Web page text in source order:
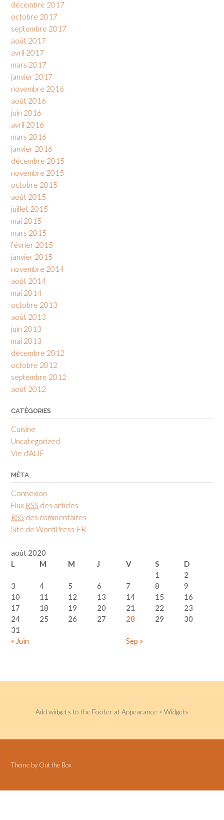
décembre 2017
octobre 2017
septembre 2017
août 2017
avril 2017
mars 2017
janvier 2017
novembre 2016
août 2016
juin 2016
avril 2016
mars 2016
janvier 2016
décembre 2015
novembre 2015
octobre 2015
août 2015
juillet 2015
mai 2015
mars 2015
février 2015
janvier 2015
novembre 2014
août 2014
mai 2014
octobre 2013
août 2013
juin 2013
mai 2013
décembre 2012
octobre 2012
septembre 2012
août 2012
CATÉGORIES
Cuisine
Uncategorized
Vie d'ALIF
MÉTA
Connexion
Flux RSS des articles
RSS des commentaires
Site de WordPress-FR
août 2020
L
M M J V S D
« Juin Sep »
1
2
3
4 5 6 7 8
9
10
11 12 13 14 15
16
17
18 19 20 21 22
23
24
25 26 27 28 29
30
31
Add widgets to the Footer at Appearance > Widgets
Theme by Out the Box